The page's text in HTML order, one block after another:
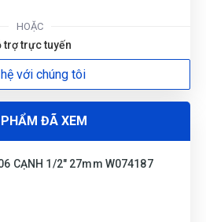
phải mua ở đây, nhiều bên lương
rất ok
HOẶC
trợ trực tuyến
với chúng tôi
ĐÃ XEM
CẠNH 1/2" 27mm W074187